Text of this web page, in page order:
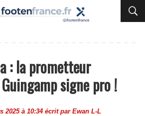
: la prometteur
signe pro !
2025 à 10:34 écrit par Ewan L-L